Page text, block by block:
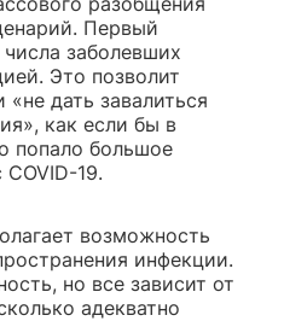
Первый
заболевших
Это позволит
дать завалиться
как если бы в
попало большое
19.
возможность
инфекции.
но все зависит от
адекватно